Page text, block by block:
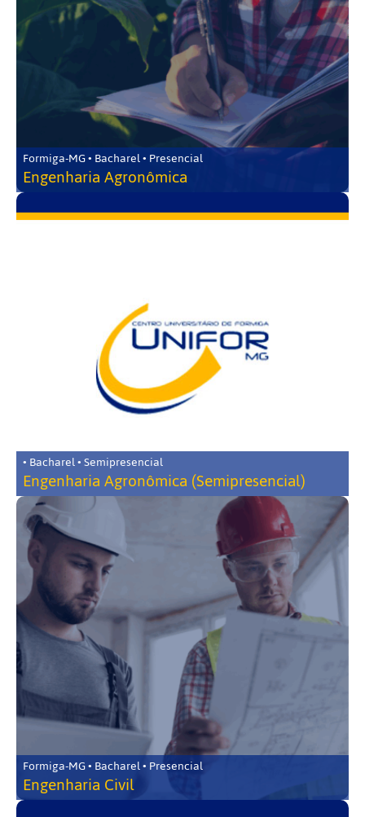
Formiga-MG • Bacharel • Presencial
Engenharia Agronômica
• Bacharel • Semipresencial
Engenharia Agronômica (Semipresencial)
Formiga-MG • Bacharel • Presencial
Engenharia Civil